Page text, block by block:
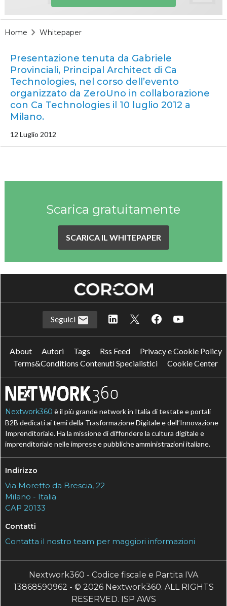
Home Whitepaper
Presentazione tenuta da Gabriele
Provinciali, Principal Architect di Ca
Technologies, nel corso dell’evento
organizzato da ZeroUno in collaborazione
con Ca Technologies il 10 luglio 2012 a
Milano.
12 Luglio 2012
Scarica gratuitamente
SCARICA IL WHITEPAPER
Seguici
About Autori Tags Rss Feed
Privacy e Cookie Policy
Terms&Conditions Contenuti Specialistici
Cookie Center
Nextwork360 è il più grande network in Italia di testate e portali
B2B dedicati ai temi della Trasformazione Digitale e dell’Innovazione
Imprenditoriale. Ha la missione di diffondere la cultura digitale e
imprenditoriale nelle imprese e pubbliche amministrazioni italiane.
Indirizzo
Via Moretto da Brescia, 22
Milano - Italia
CAP 20133
Contatti
Contatta il nostro team per maggiori informazioni
Nextwork360 - Codice fiscale e Partita IVA
13868590962 - © 2026 Nextwork360. ALL RIGHTS
RESERVED. ISP AWS